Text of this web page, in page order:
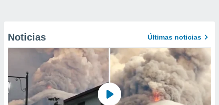
Noticias Últimas noticias